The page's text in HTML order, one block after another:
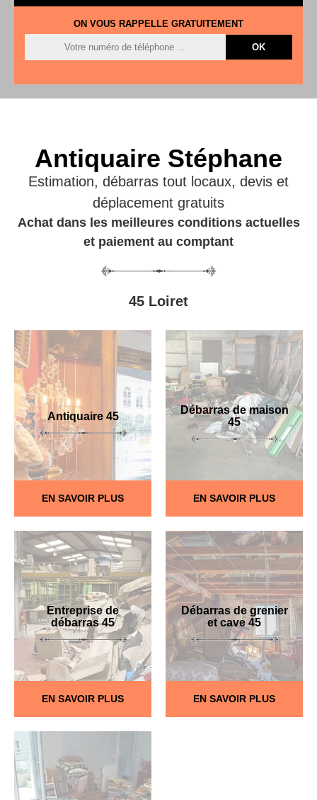
ON VOUS RAPPELLE GRATUITEMENT
Antiquaire Stéphane
Estimation, débarras tout locaux, devis et
déplacement gratuits
Achat dans les meilleures conditions actuelles
et paiement au comptant
45 Loiret
Antiquaire 45
EN SAVOIR PLUS
Débarras de maison
45
EN SAVOIR PLUS
Entreprise de
débarras 45
EN SAVOIR PLUS
Débarras de grenier
et cave 45
EN SAVOIR PLUS